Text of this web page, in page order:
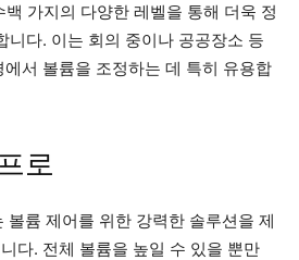
가지의 다양한 레벨을 통해 더욱 정
니다. 이는 회의 중이나 공공장소 등
서 볼륨을 조정하는 데 특히 유용합
로
륨 제어를 위한 강력한 솔루션을 제
다. 전체 볼륨을 높일 수 있을 뿐만